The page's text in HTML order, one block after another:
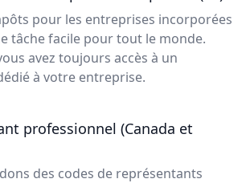
pour les entreprises incorporées
tâche facile pour tout le monde.
avez toujours accès à un
à votre entreprise.
professionnel (Canada et
des codes de représentants